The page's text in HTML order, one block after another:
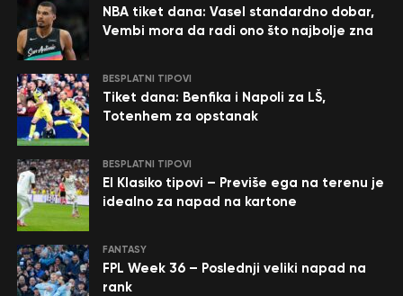
NBA tiket dana: Vasel standardno dobar,
Vembi mora da radi ono što najbolje zna
BESPLATNI TIPOVI
Tiket dana: Benfika i Napoli za LŠ,
Totenhem za opstanak
BESPLATNI TIPOVI
El Klasiko tipovi – Previše ega na terenu je
idealno za napad na kartone
FANTASY
FPL Week 36 – Poslednji veliki napad na
rank